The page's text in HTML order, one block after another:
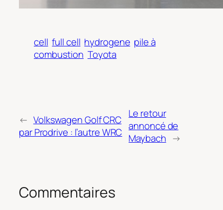
cell full cell hydrogene pile à
combustion Toyota
← Volkswagen Golf CRC
par Prodrive : l’autre WRC
Le retour
annoncé de
Maybach →
Commentaires